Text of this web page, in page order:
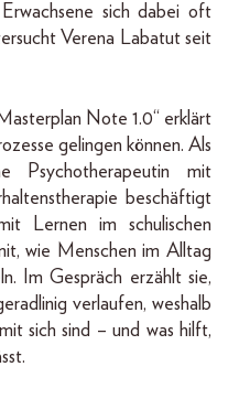
sich dabei oft
Verena Labatut seit
Note 1.0“ erklärt
gelingen können. Als
Psychotherapeutin mit
beschäftigt
Lernen im schulischen
wie Menschen im Alltag
Im Gespräch erzählt sie,
verlaufen, weshalb
sich sind – und was hilft,